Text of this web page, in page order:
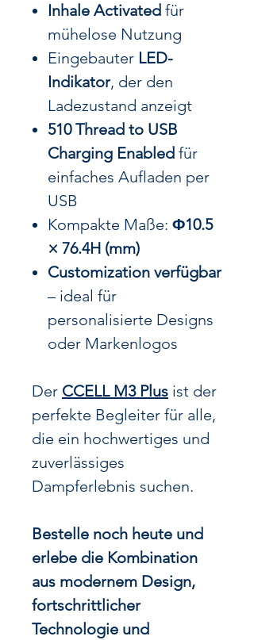
Inhale Activated für
mühelose Nutzung
Eingebauter LED-
Indikator, der den
Ladezustand anzeigt
510 Thread to USB
Charging Enabled für
einfaches Aufladen per
USB
Kompakte Maße: Φ10.5
× 76.4H (mm)
Customization verfügbar
– ideal für
personalisierte Designs
oder Markenlogos
Der CCELL M3 Plus ist der
perfekte Begleiter für alle,
die ein hochwertiges und
zuverlässiges
Dampferlebnis suchen.
Bestelle noch heute und
erlebe die Kombination
aus modernem Design,
fortschrittlicher
Technologie und